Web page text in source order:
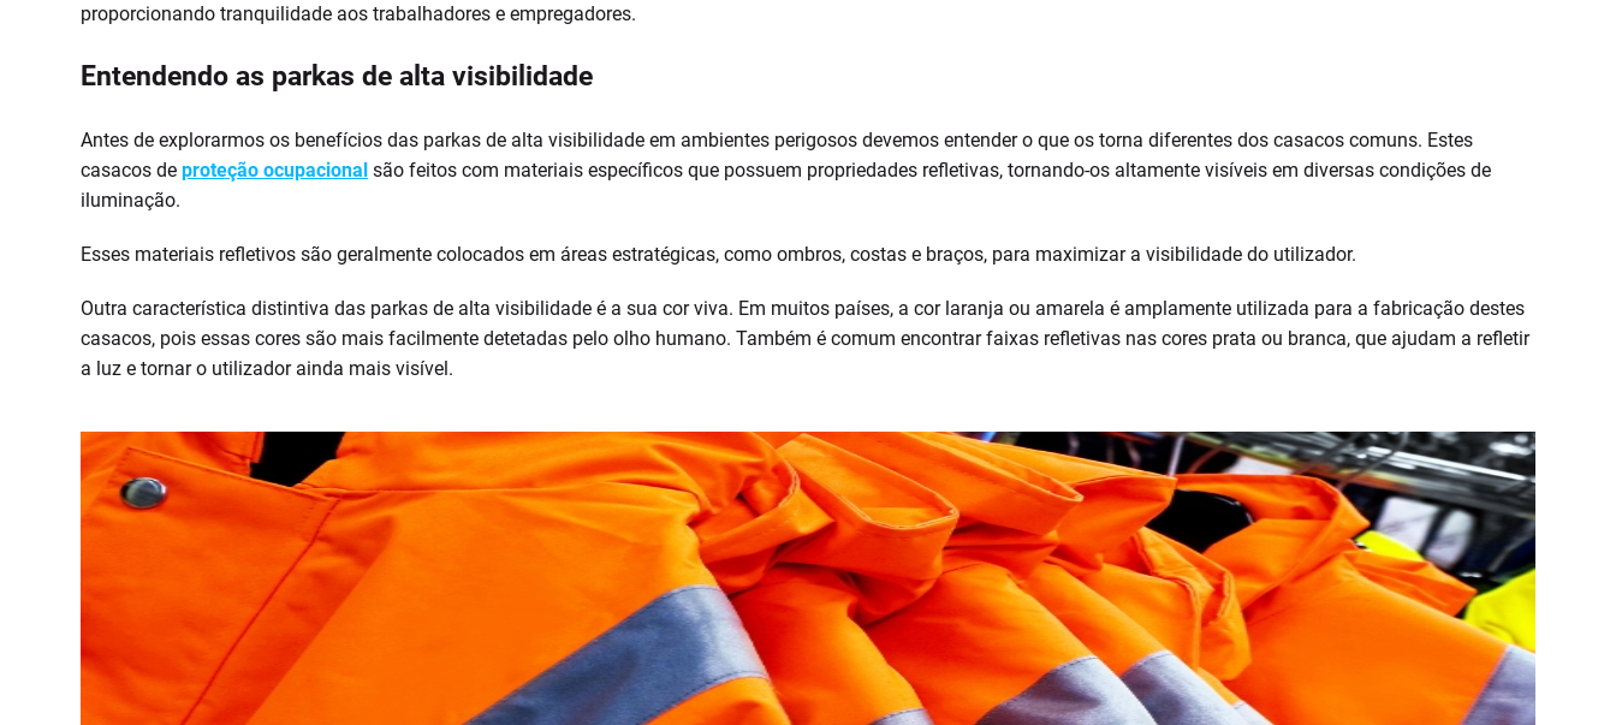
proporcionando tranquilidade aos trabalhadores e empregadores.
Entendendo as parkas de alta visibilidade
Antes de explorarmos os benefícios das parkas de alta visibilidade em ambientes perigosos devemos entender o que os torna diferentes dos casacos comuns. Estes
casacos deproteção ocupacional são feitos com materiais específicos que possuem propriedades refletivas, tornando-os altamente visíveis em diversas condições de
iluminação.
Esses materiais refletivos são geralmente colocados em áreas estratégicas, como ombros, costas e braços, para maximizar a visibilidade do utilizador.
Outra característica distintiva das parkas de alta visibilidade é a sua cor viva. Em muitos países, a cor laranja ou amarela é amplamente utilizada para a fabricação destes
casacos, pois essas cores são mais facilmente detetadas pelo olho humano. Também é comum encontrar faixas refletivas nas cores prata ou branca, que ajudam a refletir
a luz e tornar o utilizador ainda mais visível.